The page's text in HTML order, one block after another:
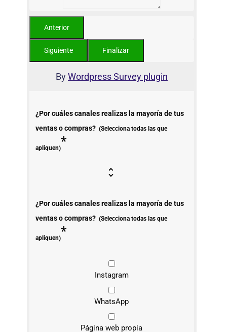
ByWordpress Survey plugin
¿Por cuáles canales realizas la mayoría de tus
ventas o compras? (Selecciona todas las que
apliquen)*
¿Por cuáles canales realizas la mayoría de tus
ventas o compras? (Selecciona todas las que
apliquen)*
Instagram
WhatsApp
Página web propia